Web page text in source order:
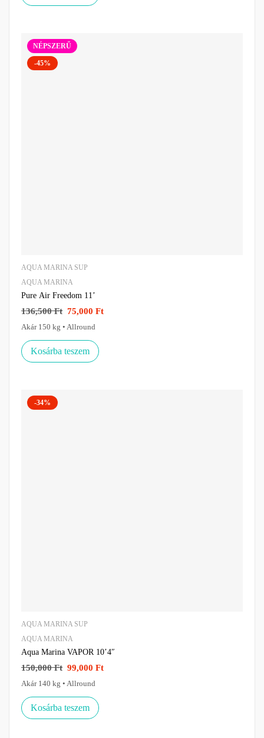
NÉPSZERŰ
-45%
AQUA MARINA SUP
AQUA MARINA
Pure Air Freedom 11’
136,500Ft 75,000 Ft
Akár 150 kg • Allround
Kosárba teszem
-34%
AQUA MARINA SUP
AQUA MARINA
Aqua Marina VAPOR 10’4″
150,000Ft 99,000 Ft
Akár 140 kg • Allround
Kosárba teszem